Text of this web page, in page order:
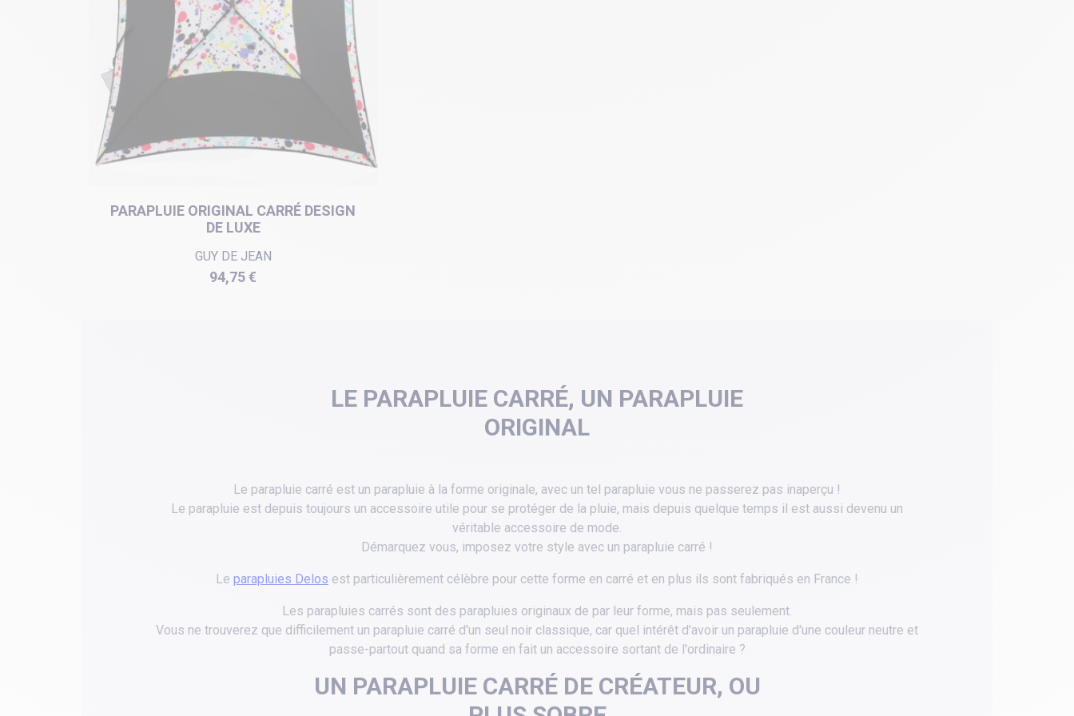
PARAPLUIE ORIGINAL CARRÉ DESIGN
DE LUXE
GUY DE JEAN
Prix
94,75 €
LE PARAPLUIE CARRÉ, UN PARAPLUIE
ORIGINAL
Le parapluie carré est un parapluie à la forme originale, avec un tel parapluie vous ne passerez pas inaperçu !
Le parapluie est depuis toujours un accessoire utile pour se protéger de la pluie, mais depuis quelque temps il est aussi devenu un
véritable accessoire de mode.
Démarquez vous, imposez votre style avec un parapluie carré !
Le parapluies Delos est particulièrement célèbre pour cette forme en carré et en plus ils sont fabriqués en France !
Les parapluies carrés sont des parapluies originaux de par leur forme, mais pas seulement.
Vous ne trouverez que difficilement un parapluie carré d'un seul noir classique, car quel intérêt d'avoir un parapluie d'une couleur neutre et
passe-partout quand sa forme en fait un accessoire sortant de l'ordinaire ?
UN PARAPLUIE CARRÉ DE CRÉATEUR, OU